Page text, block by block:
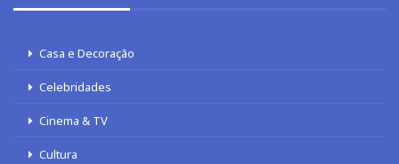
Casa e Decoração
Celebridades
Cinema & TV
Cultura